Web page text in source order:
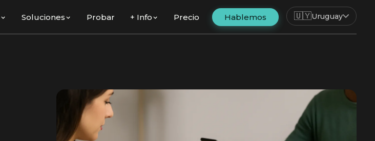
Soluciones Probar + Info Precio Hablemos 🇺🇾Uruguay